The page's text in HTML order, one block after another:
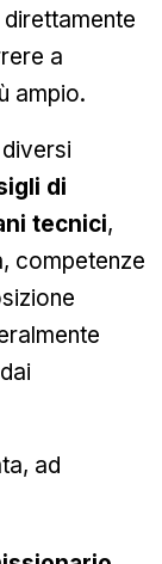
a
ampio.
di
tecnici,
competenze
ad